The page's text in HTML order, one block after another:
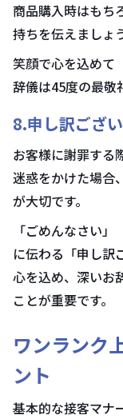
商品購入時はもち
持ちを伝えましょ
笑顔で心を込めて
辞儀は45度の最敬
8.申し訳ござ
お客様に謝罪する
迷惑をかけた場合
が大切です。
「ごめんなさい
に伝わる「申し訳
心を込め、深いお
ことが重要です。
ワンランク
ント
基本的な接客マナ